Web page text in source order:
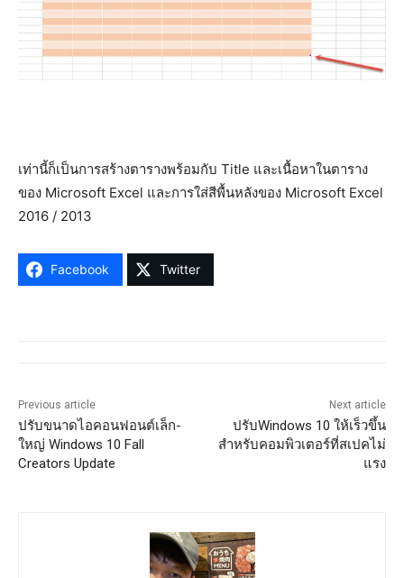
เท่านี้ก็เป็นการสร้างตารางพร้อมกับ Title และเนื้อหาในตาราง
ของ Microsoft Excel และการใส่สีพื้นหลังของ Microsoft Excel
2016 / 2013
Facebook Twitter
Previous article
ปรับขนาดไอคอนฟอนต์เล็ก-
ใหญ่ Windows 10 Fall
Creators Update
Next article
ปรับWindows 10 ให้เร็วขึ้น
สำหรับคอมพิวเตอร์ที่สเปคไม่
แรง